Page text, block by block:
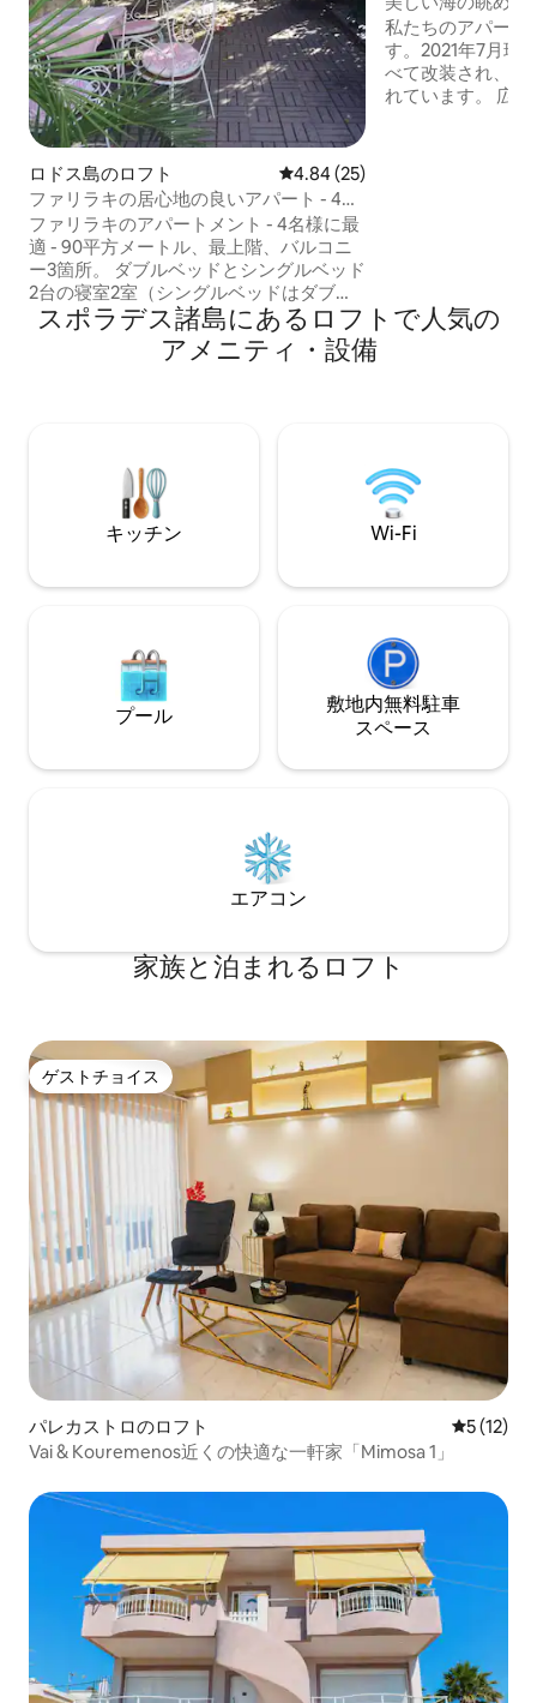
ロドス島のロフト レビュー25件、5つ星中4.84つ
4.84 (25)
ファリラキの居心地の良いアパート - 4名
様用
ファリラキのアパートメント - 4名様に最
適 - 90平方メートル、最上階、バルコニ
ー3箇所。 ダブルベッドとシングルベッド
2台の寝室2室（シングルベッドはダブル
ベッドにすることも可能）、シャワー付
きの広々としたバスルーム、ダイニング
ルーム、キッチン。海と山の景色。無料
ーマーケットがあります。閑静なエリア
です。 レンタカー／バイク、薬局など、
すべてのサービスが近くにあります。
フト
私たちのアパート
す。2021年7月現
べて改装され、考
れています。 広々とした寝室、設備の整
ことに満足してい
スポラデス諸島にあるロフトで人気の
アメニティ・設備
キッチン Wi-Fi
プール
敷地内無料駐⁠車
ス⁠ペ⁠ー⁠ス
エアコン
家族と泊まれるロフト
ゲストチョイス
ゲストチョイス
パレカストロのロフト レビュー
5 (12)
Vai & Kouremenos近くの快適な一軒家「Mimosa 1」